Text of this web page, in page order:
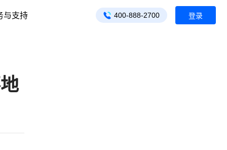
与支持 400-888-2700 登录